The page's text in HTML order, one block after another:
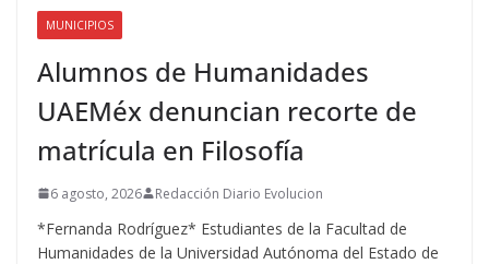
MUNICIPIOS
Alumnos de Humanidades
UAEMéx denuncian recorte de
matrícula en Filosofía
6 agosto, 2026 Redacción Diario Evolucion
*Fernanda Rodríguez* Estudiantes de la Facultad de
Humanidades de la Universidad Autónoma del Estado de